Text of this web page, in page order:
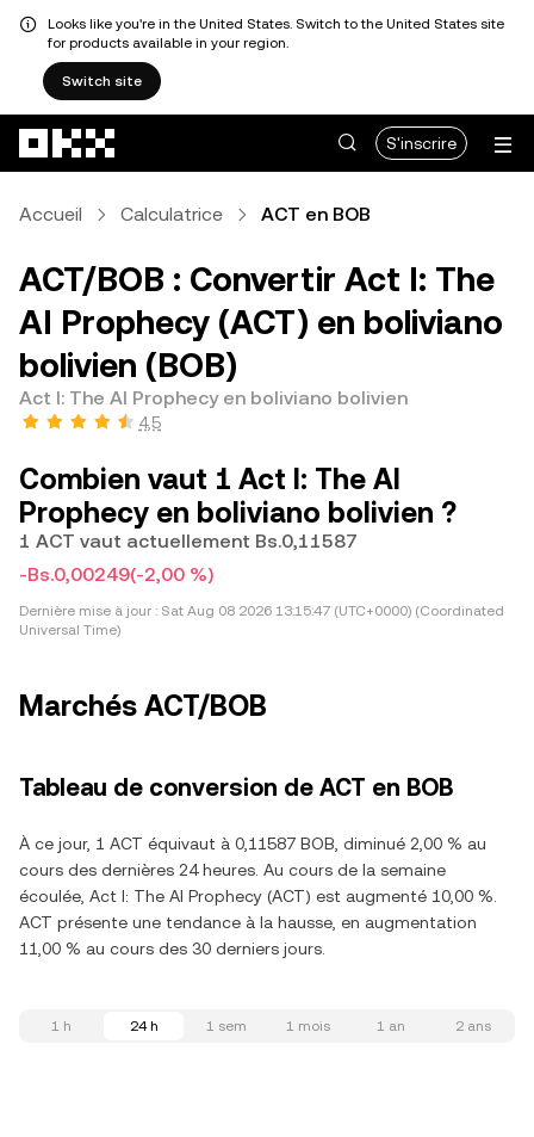
Looks like you're in the United States. Switch to the United States site
for products available in your region.
Switch site
S'inscrire
Accueil Calculatrice ACT en BOB
ACT/BOB : Convertir Act I: The
AI Prophecy (ACT) en boliviano
bolivien (BOB)
Act I: The AI Prophecy en boliviano bolivien
4,5
Combien vaut 1 Act I: The AI
Prophecy en boliviano bolivien ?
1 ACT vaut actuellement Bs.0,11587
-Bs.0,00249(-2,00 %)
Dernière mise à jour : Sat Aug 08 2026 13:15:47 (UTC+0000) (Coordinated
Universal Time)
Marchés ACT/BOB
Tableau de conversion de ACT en BOB
À ce jour, 1 ACT équivaut à 0,11587 BOB, diminué 2,00 % au
cours des dernières 24 heures. Au cours de la semaine
écoulée, Act I: The AI Prophecy (ACT) est augmenté 10,00 %.
ACT présente une tendance à la hausse, en augmentation
11,00 % au cours des 30 derniers jours.
1 h 24 h 1 sem 1 mois 1 an 2 ans